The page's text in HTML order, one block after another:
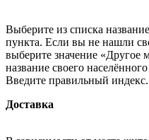
Выберите из списка
пункта. Если вы не нашли
выберите значение
название своего
Введите правильный индекс.
Доставка